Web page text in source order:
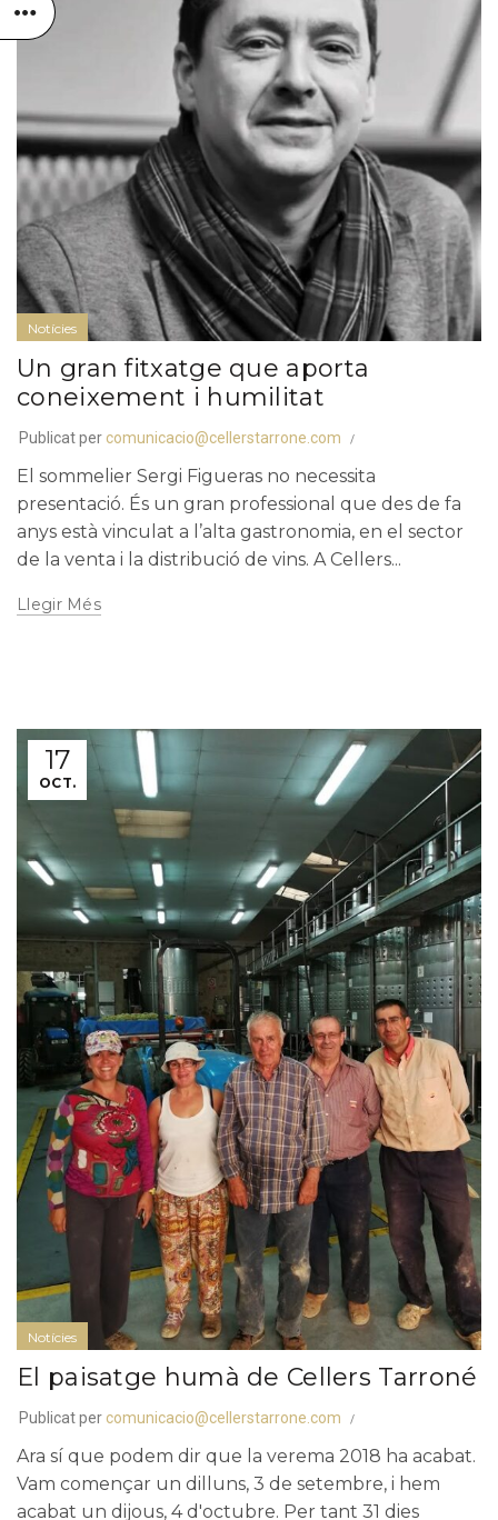
Notícies
Un gran fitxatge que aporta
coneixement i humilitat
Publicat per comunicacio@cellerstarrone.com
El sommelier Sergi Figueras no necessita
presentació. És un gran professional que des de fa
anys està vinculat a l’alta gastronomia, en el sector
de la venta i la distribució de vins. A Cellers...
Llegir Més
17
OCT.
Notícies
El paisatge humà de Cellers Tarroné
Publicat per comunicacio@cellerstarrone.com
Ara sí que podem dir que la verema 2018 ha acabat.
Vam començar un dilluns, 3 de setembre, i hem
acabat un dijous, 4 d'octubre. Per tant 31 dies